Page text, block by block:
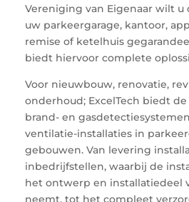
Vereniging van Eigenaar wilt
uw parkeergarage, kantoor,
remise of ketelhuis
biedt hiervoor complete
Voor nieuwbouw, renovatie,
onderhoud; ExcelTech biedt
brand- en
ventilatie-installaties in
gebouwen. Van levering
inbedrijfstellen, waarbij de
het ontwerp en installatiedeel